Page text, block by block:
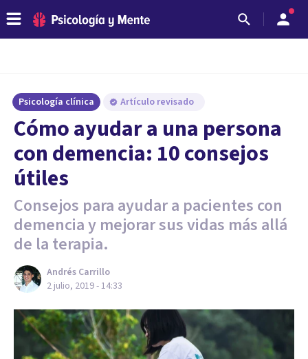
Psicología clínica Artículo revisado
Cómo ayudar a una persona
con demencia: 10 consejos
útiles
Consejos para ayudar a pacientes con
demencia y mejorar sus vidas más allá
de la terapia.
Andrés Carrillo
2 julio, 2019 - 14:33